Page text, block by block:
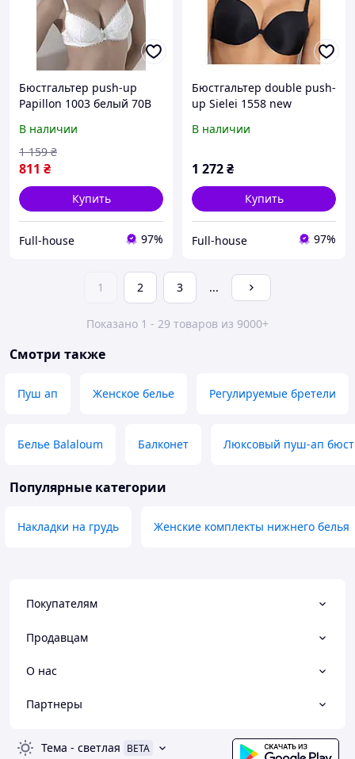
Бюстгальтер push-up
Papillon 1003 белый 70В
В наличии
811 ₴
1 159 ₴
Купить
Full-house 97%
Бюстгальтер double push-
up Sielei 1558 new
В наличии
1 272₴
Купить
Full-house 97%
1 2 3 ...
Показано 1 - 29 товаров из 9000+
Смотри также
Пуш ап Женское белье Регулируемые бретели
Белье Balaloum Балконет Люксовый пуш-ап
Популярные категории
Накладки на грудь Женские комплекты нижнего белья
Покупателям
Продавцам
О нас
Партнеры
Тема - светлая BETA